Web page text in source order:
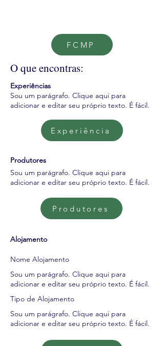
FCMP
O que encontras:
Sou um parágrafo. Clique aqui para
adicionar e editar seu próprio texto. É fácil.
Experiência
Experiências
Produtores
Sou um parágrafo. Clique aqui para
adicionar e editar seu próprio texto. É fácil.
Produtores
Alojamento
Nome Alojamento
Sou um parágrafo. Clique aqui para
adicionar e editar seu próprio texto. É fácil.
Tipo de Alojamento
Sou um parágrafo. Clique aqui para
adicionar e editar seu próprio texto. É fácil.